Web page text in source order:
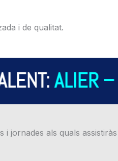
i de qualitat.
ALIER –
i jornades als quals assistiràs